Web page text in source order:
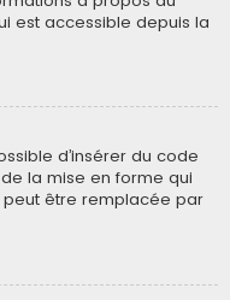
est accessible depuis la
d’insérer du code
la mise en forme qui
peut être remplacée par